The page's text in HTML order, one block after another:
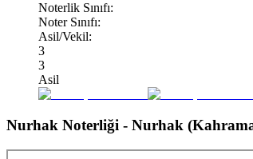
Noterlik Sınıfı:
Noter Sınıfı:
Asil/Vekil:
3
3
Asil
Nurhak Noterliği - Nurhak